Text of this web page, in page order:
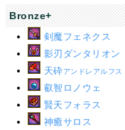
Bronze+
剣魔フェネクス
影刃ダンタリオン
天砕アンドレアルフス
叡智ロノウェ
賢天フォラス
神癒サロス